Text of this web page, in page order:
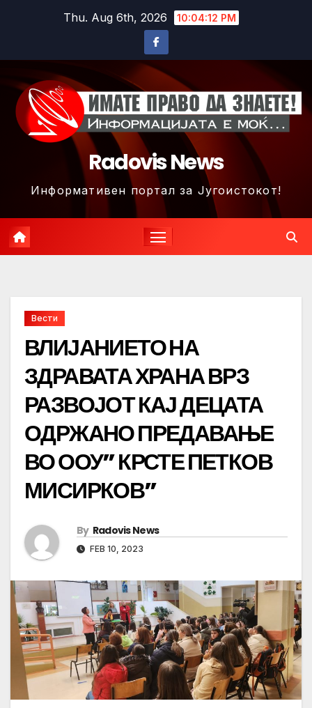
Thu. Aug 6th, 2026 10:04:15 PM
Radovis News
Информативен портал за Југоистокот!
Вести
ВЛИЈАНИЕТО НА
ЗДРАВАТА ХРАНА ВРЗ
РАЗВОЈОТ КАЈ ДЕЦАТА
ОДРЖАНО ПРЕДАВАЊЕ
ВО ООУ” КРСТЕ ПЕТКОВ
МИСИРКОВ”
By Radovis News
FEB 10, 2023